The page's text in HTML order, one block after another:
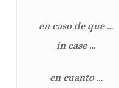
en caso de que …
in case …
en cuanto …